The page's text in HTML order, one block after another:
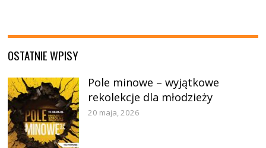
OSTATNIE WPISY
Pole minowe – wyjątkowe
rekolekcje dla młodzieży
20 maja, 2026